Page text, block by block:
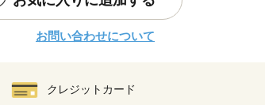
お問い合わせについて
クレジットカード